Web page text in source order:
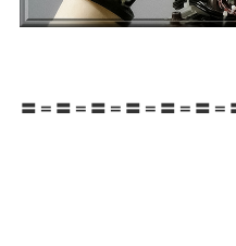
〓＝〓＝〓＝〓＝〓＝〓